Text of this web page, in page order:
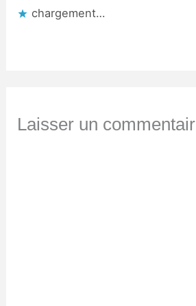
chargement…
Laisser un